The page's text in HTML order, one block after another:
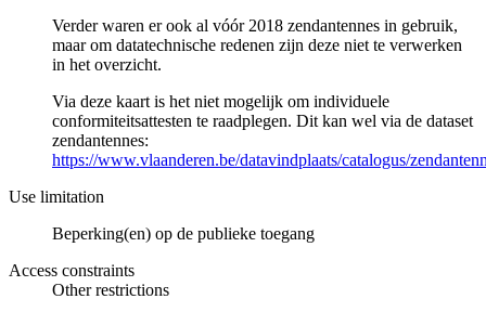
Verder waren er ook al vóór 2018 zendantennes in gebruik,
maar om datatechnische redenen zijn deze niet te verwerken
in het overzicht.
Via deze kaart is het niet mogelijk om individuele
conformiteitsattesten te raadplegen. Dit kan wel via de dataset
zendantennes:
https://www.vlaanderen.be/datavindplaats/catalogus/
Use limitation
Beperking(en) op de publieke toegang
Access constraints
Other restrictions